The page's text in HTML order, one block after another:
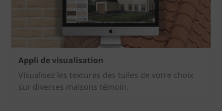
Appli de visualisation
Visualisez les textures des tuiles de votre choix
sur diverses maisons témoin.